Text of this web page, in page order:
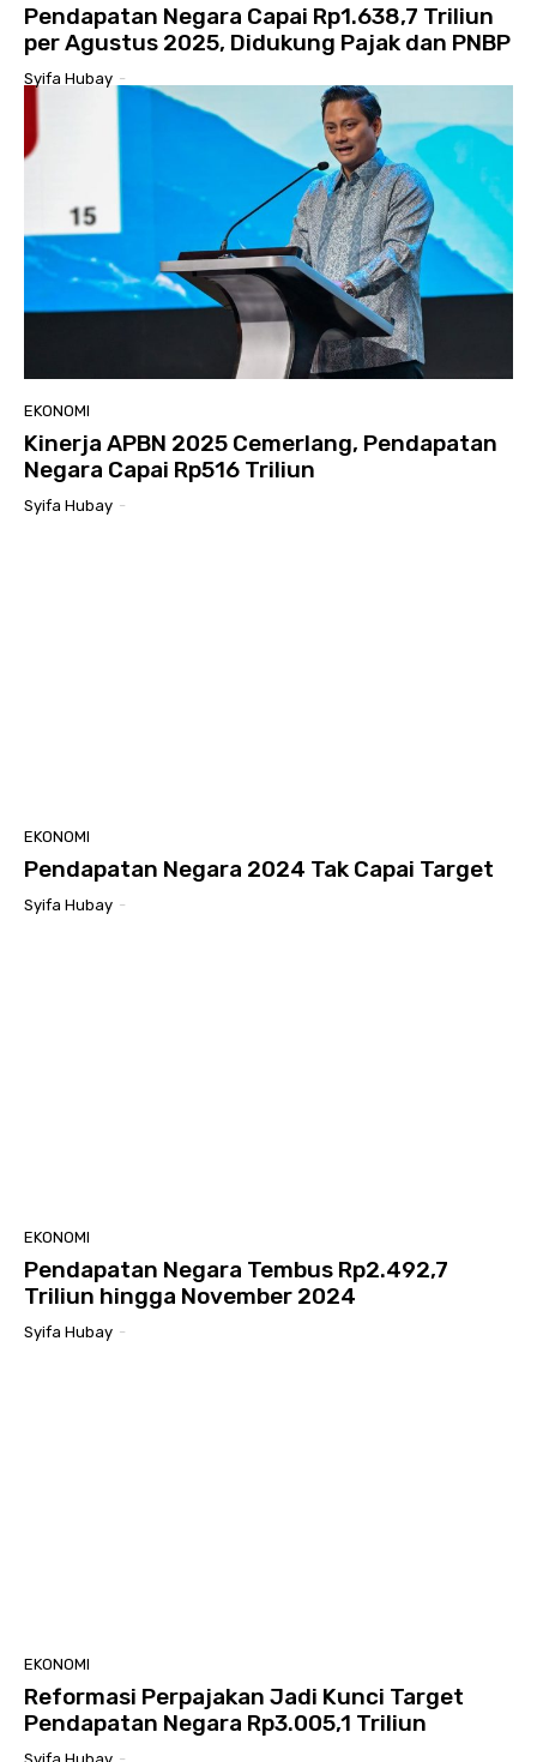
Pendapatan Negara Capai Rp1.638,7 Triliun
per Agustus 2025, Didukung Pajak dan PNBP
Syifa Hubay -
EKONOMI
Kinerja APBN 2025 Cemerlang, Pendapatan
Negara Capai Rp516 Triliun
Syifa Hubay -
EKONOMI
Pendapatan Negara 2024 Tak Capai Target
Syifa Hubay -
EKONOMI
Pendapatan Negara Tembus Rp2.492,7
Triliun hingga November 2024
Syifa Hubay -
EKONOMI
Reformasi Perpajakan Jadi Kunci Target
Pendapatan Negara Rp3.005,1 Triliun